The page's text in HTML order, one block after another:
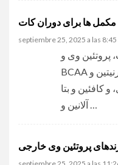
مکمل‌ ها برای دوران کات
septiembre 25, 2025 a las 8:45
، پروتئین وی و
BCAA برای حفظ عضلات، ال‌کارنیتین و CLA برای
کافئین و بتا
آلانین و …
پروتئین وی خارجی